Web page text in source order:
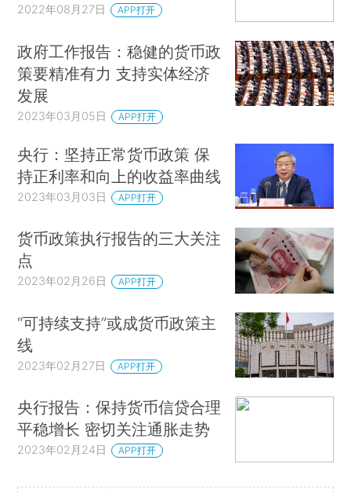
2022年08月27日 APP打开
政府工作报告：稳健的货币政
策要精准有力 支持实体经济
发展
2023年03月05日 APP打开
央行：坚持正常货币政策 保
持正利率和向上的收益率曲线
2023年03月03日 APP打开
货币政策执行报告的三大关注
点
2023年02月26日 APP打开
“可持续支持”或成货币政策主
线
2023年02月27日 APP打开
央行报告：保持货币信贷合理
平稳增长 密切关注通胀走势
2023年02月24日 APP打开